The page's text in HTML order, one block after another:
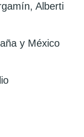
Alberti
y México